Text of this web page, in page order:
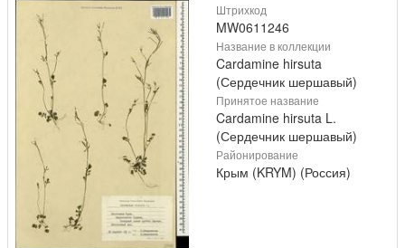
Штрихкод
MW0611246
Название в коллекции
Cardamine hirsuta
(Сердечник шершавый)
Принятое название
Cardamine hirsuta L.
(Сердечник шершавый)
Районирование
Крым (KRYM) (Россия)